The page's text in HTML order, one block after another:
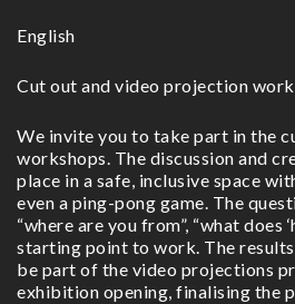
English
Cut out and video projection
We invite you to take part in the
workshops. The discussion and
place in a safe, inclusive space
even a ping-pong game. The
“where are you from”, “what does
starting point to work. The
be part of the video projections
exhibition opening, finalising the